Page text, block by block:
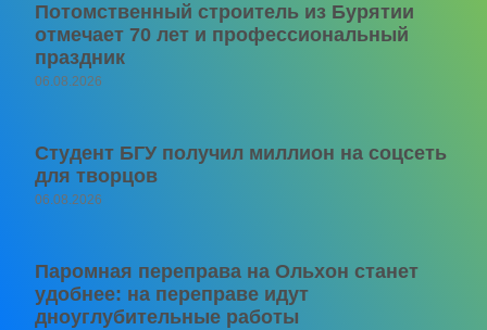
Потомственный строитель из Бурятии
отмечает 70 лет и профессиональный
праздник
06.08.2026
Студент БГУ получил миллион на соцсеть
для творцов
06.08.2026
Паромная переправа на Ольхон станет
удобнее: на переправе идут
дноуглубительные работы